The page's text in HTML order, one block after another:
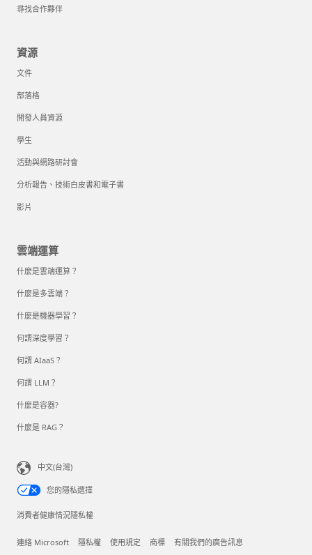
尋找合作夥伴
資源
文件
部落格
開發人員資源
學生
活動與網路研討會
分析報告、技術白皮書和電子書
影片
雲端運算
什麼是雲端運算？
什麼是多雲端？
什麼是機器學習？
何謂深度學習？
何謂 AIaaS？
何謂 LLM？
什麼是容器?
什麼是 RAG？
中文(台灣)
您的隱私選擇
消費者健康情況隱私權
連絡 Microsoft 隱私權 使用規定 商標 有關我們的廣告訊息